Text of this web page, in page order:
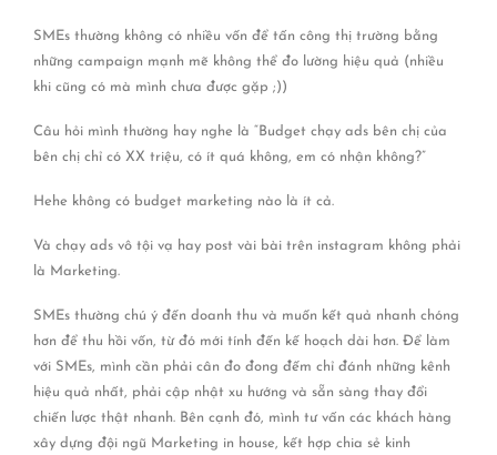
SMEs thường không có nhiều vốn để tấn công thị trường bằng
những campaign mạnh mẽ không thể đo lường hiệu quả (nhiều
khi cũng có mà mình chưa được gặp ;))
Câu hỏi mình thường hay nghe là “Budget chạy ads bên chị của
bên chị chỉ có XX triệu, có ít quá không, em có nhận không?”
Hehe không có budget marketing nào là ít cả.
Và chạy ads vô tội vạ hay post vài bài trên instagram không phải
là Marketing.
SMEs thường chú ý đến doanh thu và muốn kết quả nhanh chóng
hơn để thu hồi vốn, từ đó mới tính đến kế hoạch dài hơn. Để làm
với SMEs, mình cần phải cân đo đong đếm chỉ đánh những kênh
hiệu quả nhất, phải cập nhật xu hướng và sẵn sàng thay đổi
chiến lược thật nhanh. Bên cạnh đó, mình tư vấn các khách hàng
xây dựng đội ngũ Marketing in house, kết hợp chia sẻ kinh